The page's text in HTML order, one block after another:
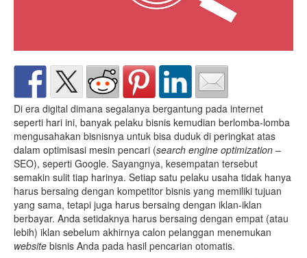
Di era digital dimana segalanya bergantung pada internet
seperti hari ini, banyak pelaku bisnis kemudian berlomba-lomba
mengusahakan bisnisnya untuk bisa duduk di peringkat atas
dalam optimisasi mesin pencari (search engine optimization –
SEO), seperti Google. Sayangnya, kesempatan tersebut
semakin sulit tiap harinya. Setiap satu pelaku usaha tidak hanya
harus bersaing dengan kompetitor bisnis yang memiliki tujuan
yang sama, tetapi juga harus bersaing dengan iklan-iklan
berbayar. Anda setidaknya harus bersaing dengan empat (atau
lebih) iklan sebelum akhirnya calon pelanggan menemukan
website bisnis Anda pada hasil pencarian otomatis.